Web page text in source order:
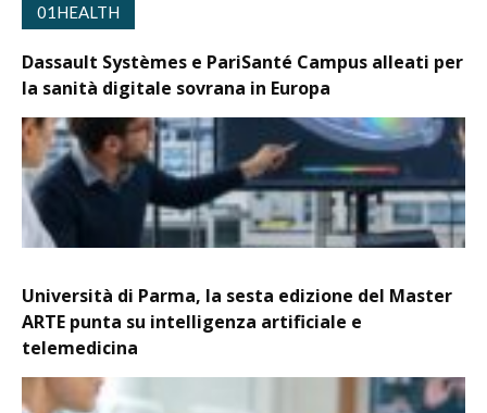
01HEALTH
Dassault Systèmes e PariSanté Campus alleati per
la sanità digitale sovrana in Europa
Università di Parma, la sesta edizione del Master
ARTE punta su intelligenza artificiale e
telemedicina